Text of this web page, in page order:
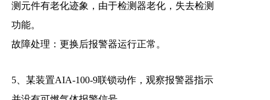
测元件有老化迹象，由于检测器老化，失去检测
功能。
故障处理：更换后报警器运行正常。
5、某装置AIA-100-9联锁动作，观察报警器指示